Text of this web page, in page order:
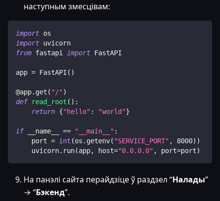
наступным змесцівам:
import os
import uvicorn
from fastapi import FastAPI
app = FastAPI ( )
@app. get ( "/")
def
read_root ( ) :
return {"hello" : "world"}
if __name__ == "__main__" :
    port
= int (os . getenv( "SERVICE_PORT" , 8000) )
    uvicorn
. run(app, host="0.0.0.0" , port=port)
На панэлі сайта перайдзіце ў раздзел “Налады”
→ “Бэкенд”.